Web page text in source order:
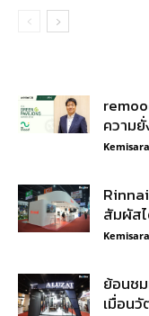
ความ
Kemisara
สัมผัส
Kemisara
ย้อนช
เมื่อน